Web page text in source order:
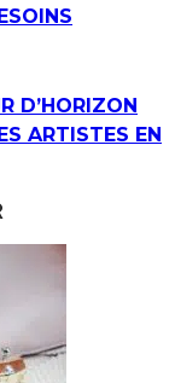
D’HORIZON
ARTISTES EN